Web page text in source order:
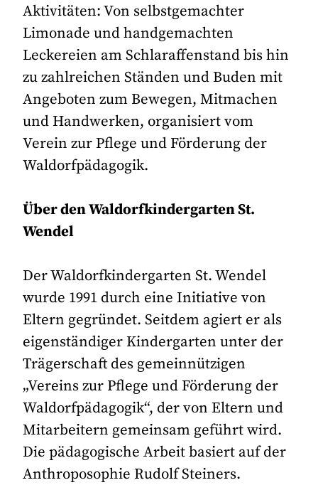
Aktivitäten: Von selbstgemachter
Limonade und handgemachten
Leckereien am Schlaraffenstand bis hin
zu zahlreichen Ständen und Buden mit
Angeboten zum Bewegen, Mitmachen
und Handwerken, organisiert vom
Verein zur Pflege und Förderung der
Waldorfpädagogik.
Über den Waldorfkindergarten St.
Wendel
Der Waldorfkindergarten St. Wendel
wurde 1991 durch eine Initiative von
Eltern gegründet. Seitdem agiert er als
eigenständiger Kindergarten unter der
Trägerschaft des gemeinnützigen
„Vereins zur Pflege und Förderung der
Waldorfpädagogik“, der von Eltern und
Mitarbeitern gemeinsam geführt wird.
Die pädagogische Arbeit basiert auf der
Anthroposophie Rudolf Steiners.